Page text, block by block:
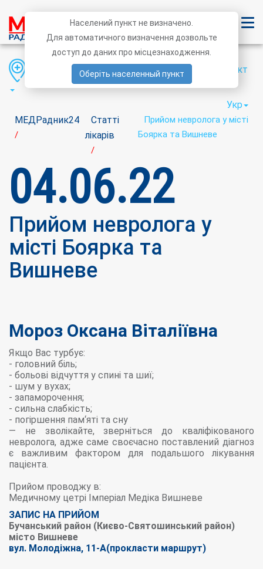
МЕДРадник24
/
Статті
лікарів
/
Прийом невролога у місті
Боярка та Вишневе
Область Район Населений пункт
Укр
04.06.22
Прийом невролога у
місті Боярка та
Вишневе
Мороз Оксана Віталіївна
Якщо Вас турбує:
- головний біль;
- больові відчуття у спині та шиї;
- шум у вухах;
- запаморочення;
- сильна слабкість;
- погіршення пам‘яті та сну
— не зволікайте, зверніться до кваліфікованого
невролога, адже саме своєчасно поставлений діагноз
є важливим фактором для подальшого лікування
пацієнта.
Прийом проводжу в:
Медичному цетрі Імперіал Медіка Вишневе
ЗАПИС НА ПРИЙОМ
Бучанський район (Києво-Святошинський район)
місто Вишневе
вул. Молодіжна, 11-А(прокласти маршрут)
Населений пункт не визначено.
Для автоматичного визначення дозвольте
доступ до даних про місцезнаходження.
Оберіть населенный пункт